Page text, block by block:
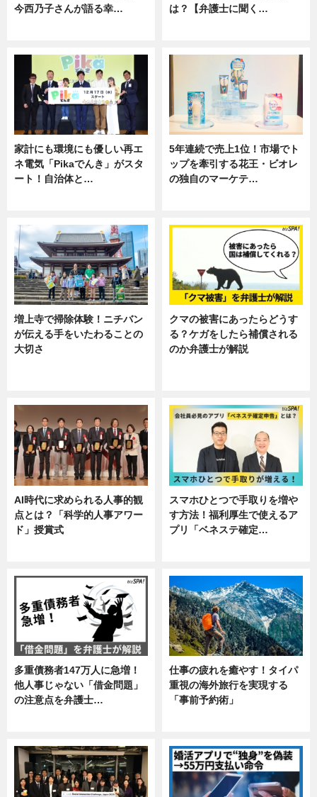
今西乃子さんが語る幸…
は？【弁護士に聞く…
家計にも環境にも優しい再エ
ネ電気「Pikaでんき」がスタ
ート！自治体と…
5年連続で売上1位！市場でト
ップを牽引する花王・ビオレ
の独自のマーケテ…
増上寺で掃除体験！ニチバン
が伝える手をいたわることの
大切さ
クマの被害にあったらどうす
る？ケガをしたら補償される
のか弁護士が解説
AI時代に求められる人事的観
点とは？「科学的人事アワー
ド」授賞式
スマホひとつで手取りを増や
す方法！福利厚生で使えるア
プリ「ベネステ確定…
多重債務者147万人に急増！
他人事じゃない「借金問題」
の注意点を弁護士…
仕事の疲れを癒やす！タイパ
重視の海外旅行を実現する
「事前予約術」